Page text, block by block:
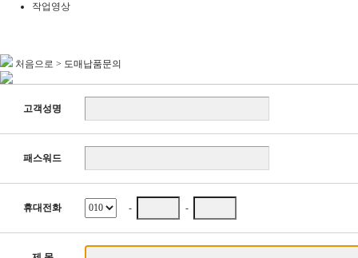
작업영상
처음으로 > 도매납품문의
고객성명
패스워드
휴대전화 - -